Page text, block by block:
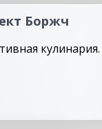
Боржч
кулинария.